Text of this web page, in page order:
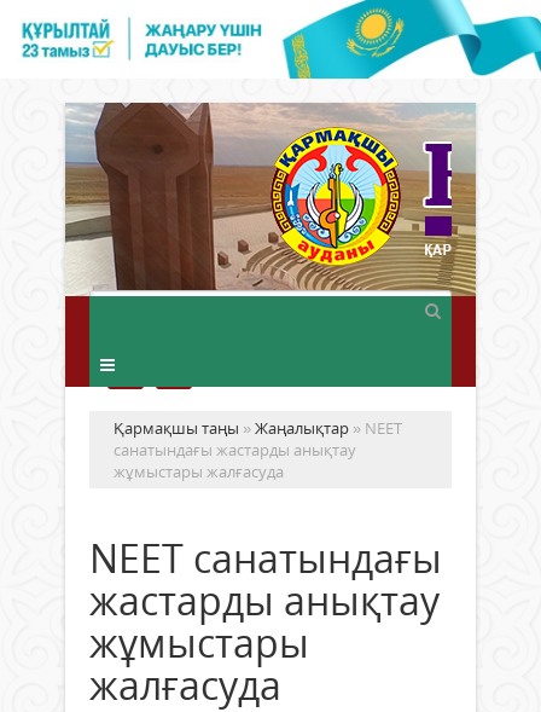
Қармақшы таңы »Жаңалықтар » NEET
санатындағы жастарды анықтау
жұмыстары жалғасуда
NEET санатындағы
жастарды анықтау
жұмыстары
жалғасуда